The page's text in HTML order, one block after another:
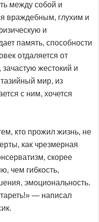
между собой и
враждебным, глухим и
и
память, способности
отдаляется от
жестокий и
мир, из
с ним, хочется
кто прожил жизнь, не
как чрезмерная
скорее
чем гибкость,
эмоциональность.
— написал